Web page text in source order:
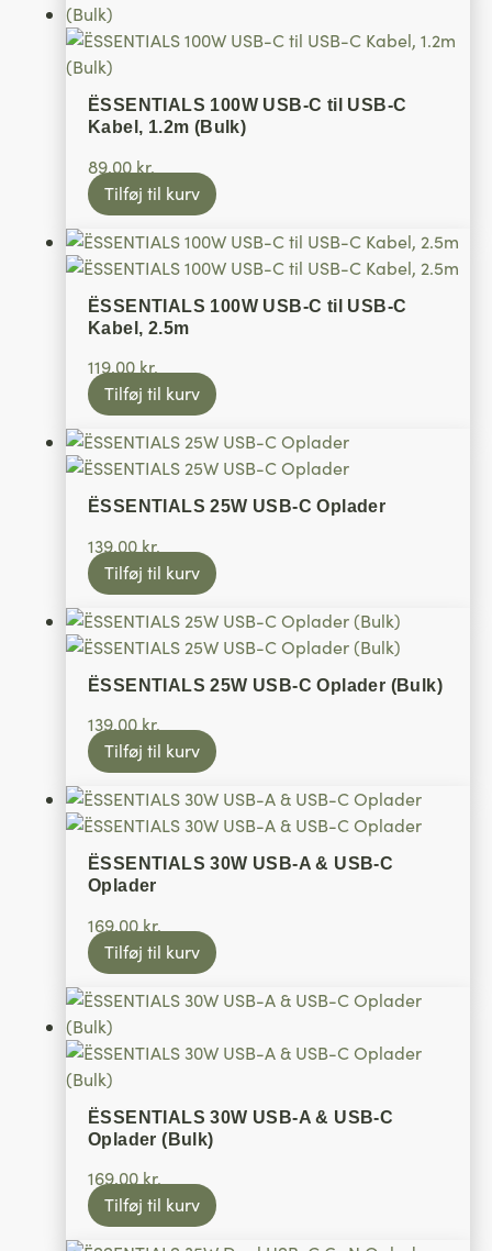
ËSSENTIALS 100W USB-C til USB-C
Kabel, 1.2m (Bulk)
89,00 kr.
Tilføj til kurv
ËSSENTIALS 100W USB-C til USB-C
Kabel, 2.5m
119,00 kr.
Tilføj til kurv
ËSSENTIALS 25W USB-C Oplader
139,00 kr.
Tilføj til kurv
ËSSENTIALS 25W USB-C Oplader (Bulk)
139,00 kr.
Tilføj til kurv
ËSSENTIALS 30W USB-A & USB-C
Oplader
169,00 kr.
Tilføj til kurv
ËSSENTIALS 30W USB-A & USB-C
Oplader (Bulk)
169,00 kr.
Tilføj til kurv